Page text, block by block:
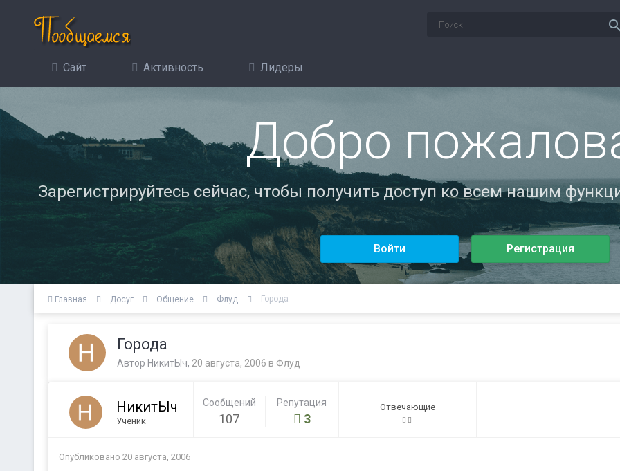
search
Сайт Активность Лидеры
Добро
Зарегистрируйтесь сейчас, чтобы получить доступ ко всем нашим
Войти Регистрация
Главная Досуг Общение Флуд Города
Города
Автор НикитЫч, 20 августа, 2006 в Флуд
НикитЫч
Ученик
Сообщений
107
Репутация
3
Отвечающие
Опубликовано 20 августа, 2006